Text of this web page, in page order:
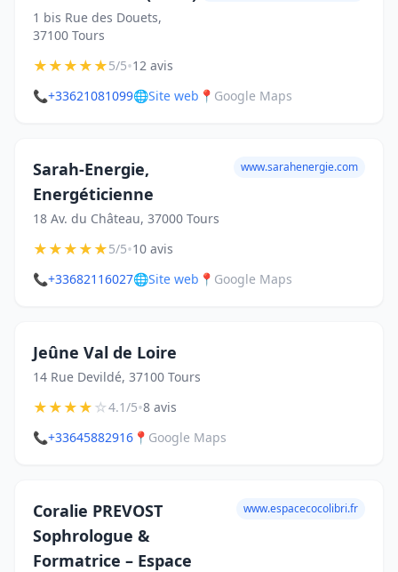
1 bis Rue des Douets,
37100 Tours
★★★★★5/5•12 avis
📞+33621081099🌐Site web 📍 Google Maps
Sarah-Energie,
Energéticienne
18 Av. du Château, 37000 Tours
www.sarahenergie.com
★★★★★5/5•10 avis
📞+33682116027🌐Site web 📍 Google Maps
Jeûne Val de Loire
14 Rue Devildé, 37100 Tours
★★★★☆4.1/5•8 avis
📞+33645882916 📍 Google Maps
Coralie PREVOST
Sophrologue &
Formatrice – Espace
www.espacecocolibri.fr